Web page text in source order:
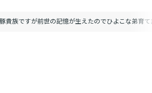
貴族ですが前世の記憶が生えたのでひよこな弟育